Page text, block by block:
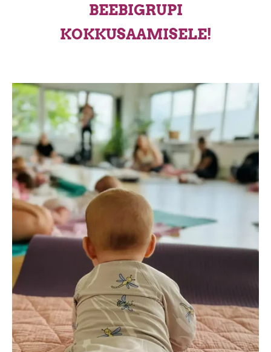
BEEBIGRUPI
KOKKUSAAMISELE!